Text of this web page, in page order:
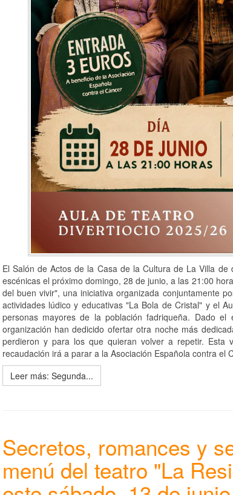
El Salón de Actos de la Casa de la Cultura de La Villa
escénicas el próximo domingo, 28 de junio, a las 21:00
del buen vivir", una iniciativa organizada conjuntamente
actividades lúdico y educativas "La Bola de Cristal" y el
personas mayores de la población fadriqueña. Dado
organización han dedicido ofertar otra noche más
perdieron y para los que quieran volver a repetir.
recaudación irá a parar a la Asociación Española contra el
Leer más: Segunda...
Secretos, romances y
menú del teatro "La